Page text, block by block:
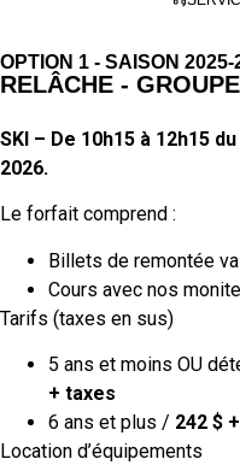
OPTION 1 - SAISON 2025-
RELÂCHE -
SKI – De 10h15 à 12h15
2026.
Le forfait comprend :
Billets de remontée
Cours avec nos
Tarifs (taxes en sus)
5 ans et moins OU
+ taxes
6 ans et plus / 242 $
Location d’équipements